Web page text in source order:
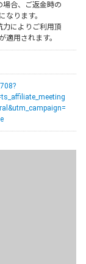
場合、ご返金時の
なります。
力によりご利用頂
適用されます。